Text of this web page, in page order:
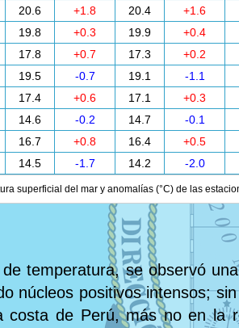
20.6 +1.8 20.4 +1.6
19.8 +0.3 19.9 +0.4
17.8 +0.7 17.3 +0.2
19.5 -0.7 19.1 -1.1
17.4 +0.6 17.1 +0.3
14.6 -0.2 14.7 -0.1
16.7 +0.8 16.4 +0.5
14.5 -1.7 14.2 -2.0
superficial del mar y anomalías (°C) de las
temperatura, se observó
núcleos positivos intensos;
costa de Perú, más no en la